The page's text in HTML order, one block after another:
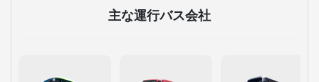
主な運行バス会社